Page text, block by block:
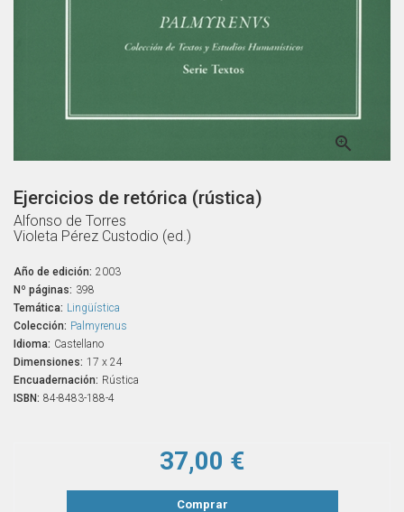

Ejercicios de retórica (rústica)
Alfonso de Torres
Violeta Pérez Custodio (ed.)
Año de edición: 2003
Nº páginas: 398
Temática: Lingüística
Colección: Palmyrenus
Idioma: Castellano
Dimensiones: 17 x 24
Encuadernación: Rústica
ISBN: 84-8483-188-4
37,00 €
Comprar